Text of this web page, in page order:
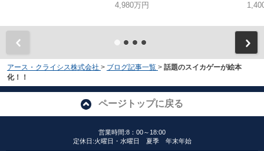
4,980万円
アース・クライシス株式会社 > ブログ記事一覧 > 話題のスイカゲーが絵本
化！！
ページトップに戻る
営業時間:8：00～18:00
定休日:火曜日・水曜日 夏季 年末年始